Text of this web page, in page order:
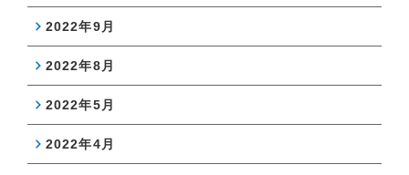
2022年9月
2022年8月
2022年5月
2022年4月